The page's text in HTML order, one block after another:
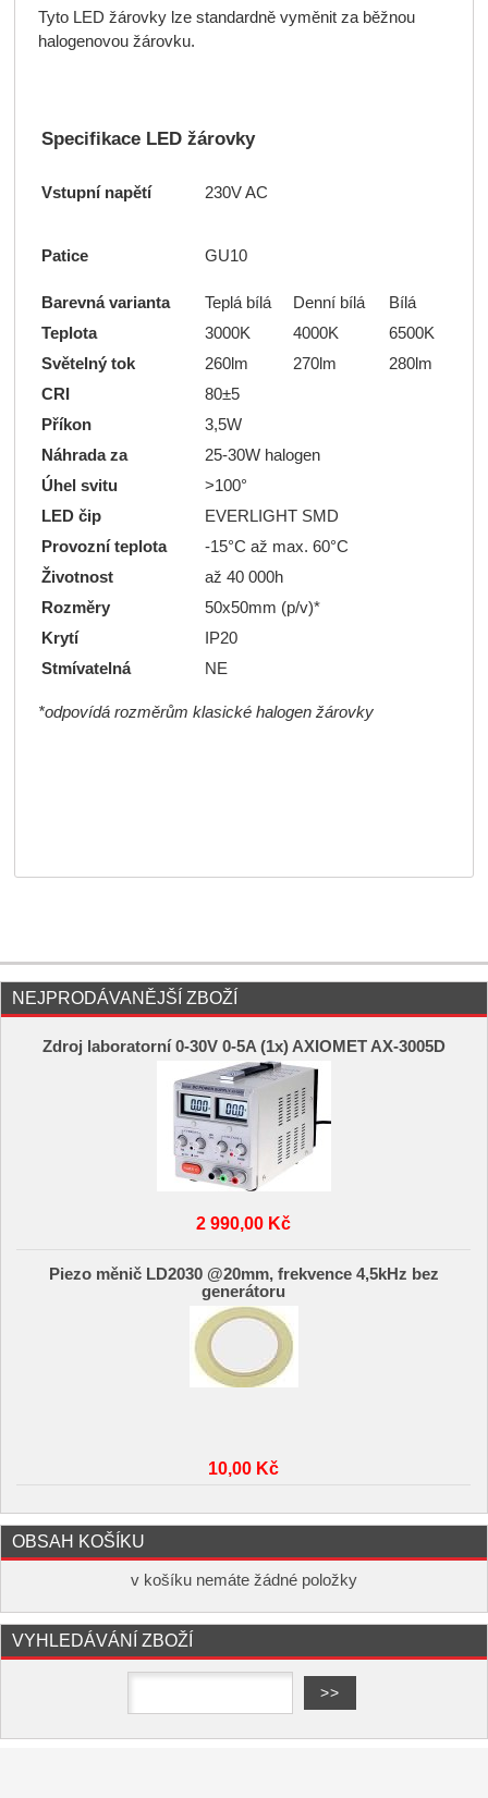
Tyto LED žárovky lze standardně vyměnit za běžnou
halogenovou žárovku.
Specifikace LED žárovky
Vstupní napětí 230V AC
Patice GU10
Barevná varianta Teplá bílá Denní bílá
Bílá
Teplota
3000K 4000K
6500K
Světelný tok
260lm 270lm
280lm
CRI
80±5
Příkon
3,5W
Náhrada za
25-30W halogen
Úhel svitu
>100°
LED čip
EVERLIGHT SMD
Provozní teplota
-15°C až max. 60°C
Životnost
až 40 000h
Rozměry
50x50mm (p/v)*
Krytí
IP20
Stmívatelná
NE
*odpovídá rozměrům klasické halogen žárovky
NEJPRODÁVANĚJŠÍ ZBOŽÍ
Zdroj laboratorní 0-30V 0-5A (1x) AXIOMET AX-3005D
2 990,00 Kč
Piezo měnič LD2030 @20mm, frekvence 4,5kHz bez
generátoru
10,00 Kč
OBSAH KOŠÍKU
v košíku nemáte žádné položky
VYHLEDÁVÁNÍ ZBOŽÍ